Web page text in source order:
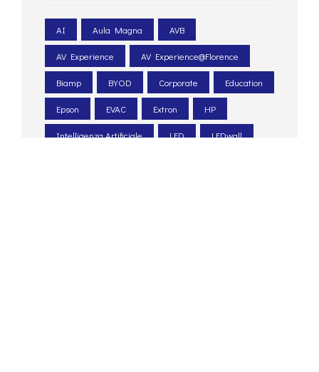
AI Aula Magna AVB
AV Experience AV Experience@Florence
Biamp BYOD Corporate Education
Epson EVAC Extron HP
Intelligenza Artificiale LED LEDwall